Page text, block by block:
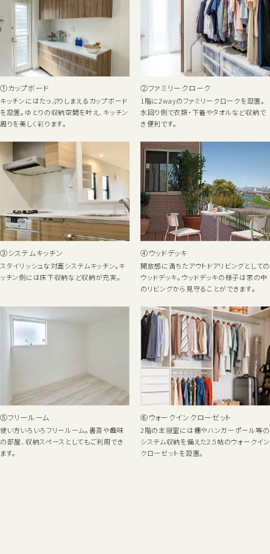
①カップボード
キッチンにはたっぷりしまえるカップボード
を設置。ゆとりの収納空間を叶え、キッチン
周りを美しく彩ります。
②ファミリークローク
1階に2wayのファミリークロークを設置。
水回り側で衣類・下着やタオルなど収納で
き便利です。
③システムキッチン
スタイリッシュな対面システムキッチン。キ
ッチン側には床下収納など収納が充実。
④ウッドデッキ
開放感に満ちたアウトドアリビングとしての
ウッドデッキ。ウッドデッキの様子は家の中
のリビングから見守ることができます。
⑤フリールーム
使い方いろいろフリールーム。書斎や趣味
の部屋、収納スペースとしてもご利用でき
ます。
⑥ウォークインクローゼット
2階の主寝室には棚やハンガーポール等の
システム収納を備えた2.5帖のウォークイン
クローゼットを設置。